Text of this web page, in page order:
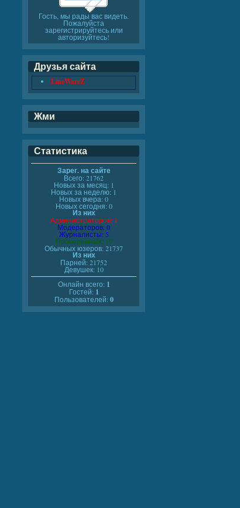
Гость, мы рады вас видеть.
Пожалуйста
зарегистрируйтесь или
авторизуйтесь!
Друзья сайта
LineWareZ
Жми
Статистика
Зарег. на сайте
Всего: 21762
Новых за месяц: 1
Новых за неделю: 1
Новых вчера: 0
Новых сегодня: 0
Из них
Администраторов: 1
Модераторов: 0
Журналисты: 5
Проверенных: 19
Обычных юзеров: 21737
Из них
Парней: 21752
Девушек: 10
Онлайн всего: 1
Гостей: 1
Пользователей: 0